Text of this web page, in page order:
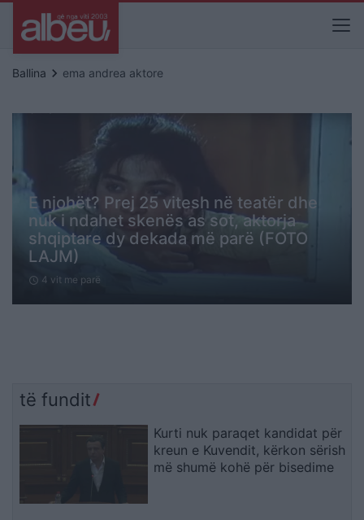
Ballina keyboard_arrow_right ema andrea aktore
E njohët? Prej 25 vitesh në teatër dhe
nuk i ndahet skenës as sot, aktorja
shqiptare dy dekada më parë (FOTO
LAJM)
schedule 4 vit me parë
të fundit
Kurti nuk paraqet kandidat për
kreun e Kuvendit, kërkon sërish
më shumë kohë për bisedime